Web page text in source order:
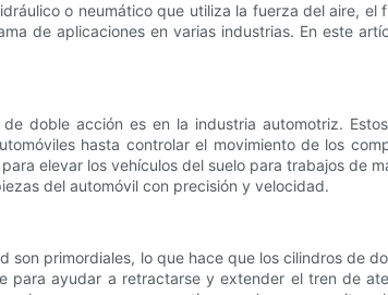
o neumático que utiliza la fuerza del aire,
de aplicaciones en varias industrias. En este
doble acción es en la industria automotriz.
hasta controlar el movimiento de los
elevar los vehículos del suelo para trabajos de
del automóvil con precisión y velocidad.
son primordiales, lo que hace que los cilindros de
para ayudar a retractarse y extender el tren de